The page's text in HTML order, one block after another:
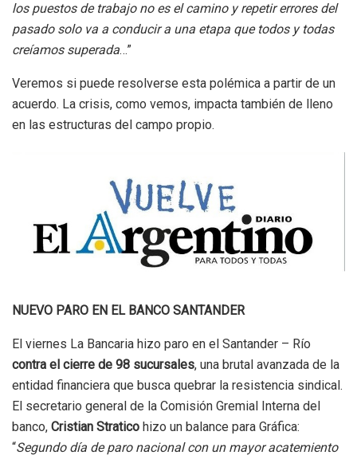
los puestos de trabajo no es el camino y repetir errores del
pasado solo va a conducir a una etapa que todos y todas
creíamos superada…”
Veremos si puede resolverse esta polémica a partir de un
acuerdo. La crisis, como vemos, impacta también de lleno
en las estructuras del campo propio.
NUEVO PARO EN EL BANCO SANTANDER
El viernes La Bancaria hizo paro en el Santander – Río
contra el cierre de 98 sucursales, una brutal avanzada de la
entidad financiera que busca quebrar la resistencia sindical.
El secretario general de la Comisión Gremial Interna del
banco, Cristian Stratico hizo un balance para Gráfica:
“Segundo día de paro nacional con un mayor acatemiento